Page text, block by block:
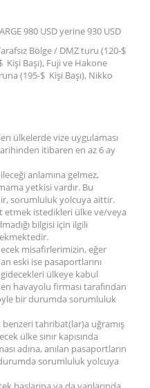
980 USD yerine 930 USD
Bölge / DMZ turu (120-$
Kişi Başı), Fuji ve Hakone
(195-$ Kişi Başı), Nikko
ülkelerde vize uygulaması
itibaren en az 6 ay
anlamına gelmez,
yetkisi vardır. Bu
sorumluluk yolcuya aittir.
etmek istedikleri ülke ve/veya
bilgisi için ilgili
misafirlerimizin, eğer
eski ise pasaportlarını
ülkeye kabul
havayolu firması tarafından
bir durumda sorumluluk
benzeri tahribat(lar)a uğramış
ülke sınır kapısında
adına, anılan pasaportların
sorumluluk yolcuya